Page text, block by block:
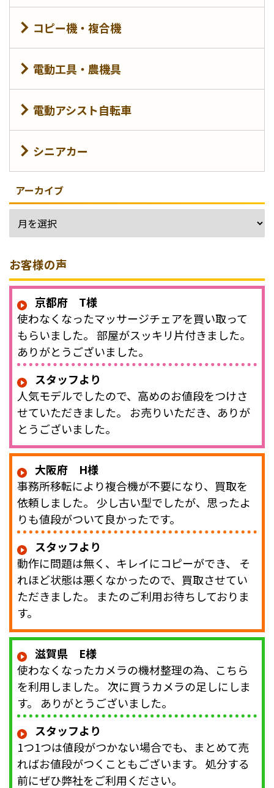
コピー機・複合機
電動工具・農機具
電動アシスト自転車
シニアカー
アーカイブ
お客様の声
京都府 T様
使わなくなったマッサージチェアを買い取って
もらいました。 部屋がスッキリ片付きました。
ありがとうございました。
スタッフより
人気モデルでしたので、高めのお値段をつけさ
せていただきました。 お売りいただき、ありが
とうございました。
大阪府 H様
事務所移転により複合機が不要になり、買取を
依頼しました。 少し古い型でしたが、思ったよ
りも値段がついて良かったです。
スタッフより
動作に問題は無く、キレイにコピーができ、 そ
れほど状態は悪くなかったので、買取させてい
ただきました。 またのご利用お待ちしておりま
す。
滋賀県 E様
使わなくなったカメラの機材整理の為、こちら
を利用しました。 次に買うカメラの足しにしま
す。 ありがとうございました。
スタッフより
1つ1つは値段がつかない場合でも、まとめて売
ればお値段がつくこともございます。 処分する
前にぜひ弊社をご利用ください。